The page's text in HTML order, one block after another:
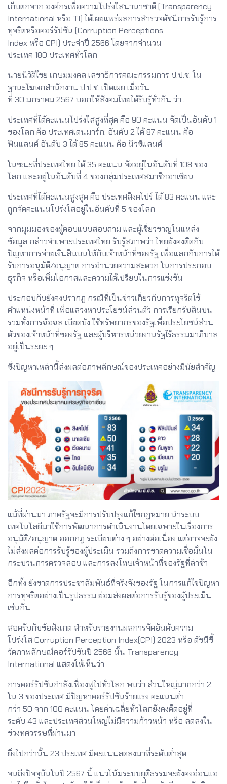
เก็บตกจาก องค์กรเพื่อความโปร่งใสนานาชาติ (Transparency
International หรือ TI) ได้เผยแพร่ผลการสำรวจดัชนีการรับรู้การ
ทุจริตหรือคอร์รัปชัน (Corruption Perceptions
Index หรือ CPI) ประจำปี 2566 โดยจากจำนวน
ประเทศ 180 ประเทศทั่วโลก
นายนิวัติไชย เกษมมงคล เลขาธิการคณะกรรมการ ป.ป.ช. ใน
ฐานะโฆษกสำนักงาน ป.ป.ช. เปิดเผย เมื่อวัน
ที่ 30 มกราคม 2567 บอกให้สังคมไทยได้รับรู้ทั่วกัน ว่า...
ประเทศที่ได้คะแนนโปร่งใสสูงที่สุด คือ 90 คะแนน จัดเป็นอันดับ 1
ของโลก คือ ประเทศเดนมาร์ก, อันดับ 2 ได้ 87 คะแนน คือ
ฟินแลนด์ อันดับ 3 ได้ 85 คะแนน คือ นิวซีแลนด์
ในขณะที่ประเทศไทย ได้ 35 คะแนน จัดอยู่ในอันดับที่ 108 ของ
โลก และอยู่ในอันดับที่ 4 ของกลุ่มประเทศสมาชิกอาเซียน
ประเทศที่ได้คะแนนสูงสุด คือ ประเทศสิงคโปร์ ได้ 83 คะแนน และ
ถูกจัดคะแนนโปร่งใสอยู่ในอันดับที่ 5 ของโลก
จากมุมมองของผู้ตอบแบบสอบถาม และผู้เชี่ยวชาญในแหล่ง
ข้อมูล กล่าวจำเพาะประเทศไทย รับรู้สภาพว่า ไทยยังคงติดกับ
ปัญหาการจ่ายเงินสินบนให้กับเจ้าหน้าที่ของรัฐ เพื่อแลกกับการได้
รับการอนุมัติ/อนุญาต การอำนวยความสะดวก ในการประกอบ
ธุรกิจ หรือเพิ่มโอกาสและความได้เปรียบในการแข่งขัน
ประกอบกับยังคงปรากฏ กรณีที่เป็นข่าวเกี่ยวกับการทุจริตใช้
ตำแหน่งหน้าที่ เพื่อแสวงหาประโยชน์ส่วนตัว การเรียกรับสินบน
รวมทั้งการฉ้อฉล เบียดบัง ใช้ทรัพยากรของรัฐเพื่อประโยชน์ส่วน
ตัวของเจ้าหน้าที่ของรัฐ และผู้บริหารหน่วยงานรัฐไร้ธรรมมาภิบาล
อยู่เป็นระยะ ๆ
ซึ่งปัญหาเหล่านี้ส่งผลต่อภาพลักษณ์ของประเทศอย่างมีนัยสำคัญ
แม้ที่ผ่านมา ภาครัฐจะมีการปรับปรุงแก้ไขกฎหมาย นำระบบ
เทคโนโลยีมาใช้การพัฒนาการดำเนินงานโดยเฉพาะในเรื่องการ
อนุมัติ/อนุญาต ออกกฎ ระเบียบต่าง ๆ อย่างต่อเนื่อง แต่อาจจะยัง
ไม่ส่งผลต่อการรับรู้ของผู้ประเมิน รวมถึงการขาดความเชื่อมั่นใน
กระบวนการตรวจสอบ และการลงโทษเจ้าหน้าที่ของรัฐที่ล่าช้า
อีกทั้ง ยังขาดการประชาสัมพันธ์ที่จริงจังของรัฐ ในการแก้ไขปัญหา
การทุจริตอย่างเป็นรูปธรรม ย่อมส่งผลต่อการรับรู้ของผู้ประเมิน
เช่นกัน
สอดรับกับข้อสังเกต สำหรับรายงานผลการจัดอันดับความ
โปร่งใส Corruption Perception Index(CPI) 2023 หรือ ดัชนีชี้
วัดภาพลักษณ์คอร์รัปชันปี 2566 นั้น Transparency
International แสดงให้เห็นว่า
การคอร์รัปชันกำลังเฟื่องฟูไปทั่วโลก พบว่า ส่วนใหญ่มากกว่า 2
ใน 3 ของประเทศ มีปัญหาคอร์รัปชันร้ายแรง คะแนนต่ำ
กว่า 50 จาก 100 คะแนน โดยค่าเฉลี่ยทั่วโลกยังคงติดอยู่ที่
ระดับ 43 และประเทศส่วนใหญ่ไม่มีความก้าวหน้า หรือ ลดลงใน
ช่วงทศวรรษที่ผ่านมา
ยิ่งไปกว่านั้น 23 ประเทศ มีคะแนนลดลงมาที่ระดับต่ำสุด
จนถึงปัจจุบันในปี 2567 นี้ แนวโน้มระบบยุติธรรมจะยังคงอ่อนแอ